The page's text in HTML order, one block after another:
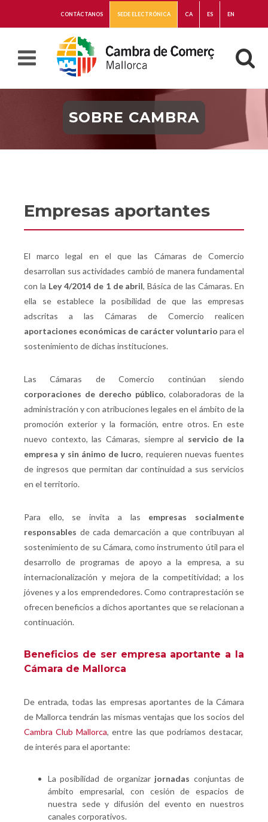
CONTÁCTANOS SEDE ELECTRÓNICA CA ES EN
SOBRE CAMBRA
Empresas aportantes
El marco legal en el que las Cámaras de Comercio
desarrollan sus actividades cambió de manera fundamental
con la Ley 4/2014 de 1 de abril, Básica de las Cámaras. En
ella se establece la posibilidad de que las empresas
adscritas a las Cámaras de Comercio realicen
aportaciones económicas de carácter voluntario para el
sostenimiento de dichas instituciones.
Las Cámaras de Comercio continúan siendo
corporaciones de derecho público, colaboradoras de la
administración y con atribuciones legales en el ámbito de la
promoción exterior y la formación, entre otros. En este
nuevo contexto, las Cámaras, siempre al servicio de la
empresa y sin ánimo de lucro, requieren nuevas fuentes
de ingresos que permitan dar continuidad a sus servicios
en el territorio.
Para ello, se invita a las empresas socialmente
responsables de cada demarcación a que contribuyan al
sostenimiento de su Cámara, como instrumento útil para el
desarrollo de programas de apoyo a la empresa, a su
internacionalización y mejora de la competitividad; a los
jóvenes y a los emprendedores. Como contraprestación se
ofrecen beneficios a dichos aportantes que se relacionan a
continuación.
Beneficios de ser empresa aportante a la
Cámara de Mallorca
De entrada, todas las empresas aportantes de la Cámara
de Mallorca tendrán las mismas ventajas que los socios del
Cambra Club Mallorca, entre las que podríamos destacar,
de interés para el aportante:
La posibilidad de organizar jornadas conjuntas de
ámbito empresarial, con cesión de espacios de
nuestra sede y difusión del evento en nuestros
canales corporativos.